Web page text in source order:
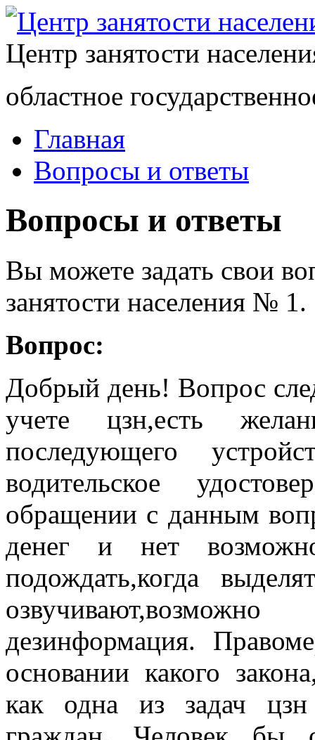
Центр занятости
областное
Главная
Вопросы и ответы
Вопросы и ответы
Вы можете задать свои
занятости населения № 1.
Вопрос:
Добрый день! Вопрос
учете цзн,есть
последующего
водительское
обращении с данным
денег и нет
подождать,когда
дезинформация.
основании какого
как одна из задач цзн